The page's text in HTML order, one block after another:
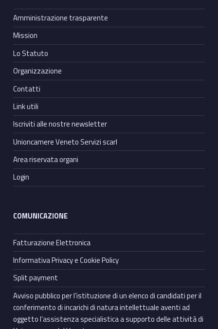
Amministrazione trasparente
Mission
Lo Statuto
Organizzazione
Contatti
Link utili
Iscriviti alle nostre newsletter
Unioncamere Veneto Servizi scarl
Area riservata organi
Login
COMUNICAZIONE
Fatturazione Elettronica
Informativa Privacy e Cookie Policy
Split payment
Avviso pubblico per l’istituzione di un elenco di candidati per il
conferimento di incarichi di natura intellettuale aventi ad
oggetto l’assistenza specialistica a supporto delle attività di